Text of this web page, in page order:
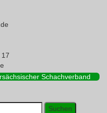
Schachverband